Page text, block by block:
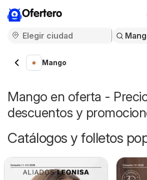
Ofertero
Mango
Mango en oferta -
descuentos y
Catálogos y folletos